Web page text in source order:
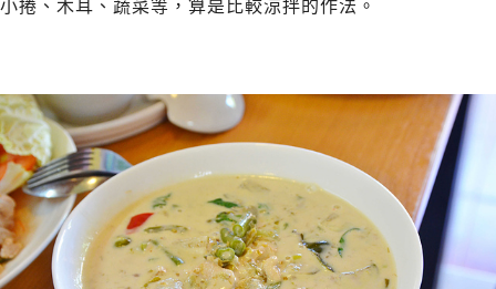
小捲、木耳、蔬菜等，算是比較涼拌的作法。